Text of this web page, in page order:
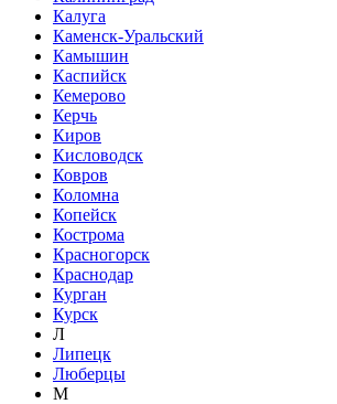
Калуга
Каменск-Уральский
Камышин
Каспийск
Кемерово
Керчь
Киров
Кисловодск
Ковров
Коломна
Копейск
Кострома
Красногорск
Краснодар
Курган
Курск
Л
Липецк
Люберцы
М